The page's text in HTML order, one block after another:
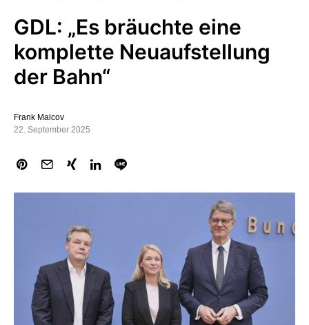
GDL: „Es bräuchte eine
komplette Neuaufstellung
der Bahn“
Frank Malcov
22. September 2025